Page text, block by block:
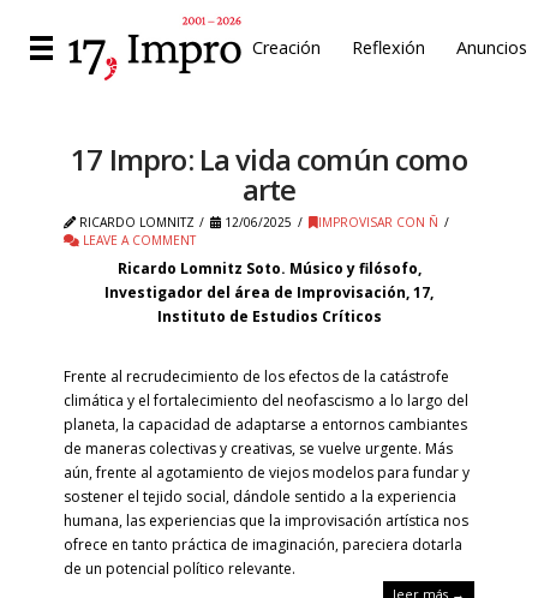
Creación Reflexión Anuncios
17 Impro: La vida común como
arte
RICARDO LOMNITZ 12/06/2025
IMPROVISAR CON Ñ
LEAVE A COMMENT
Ricardo Lomnitz Soto. Músico y filósofo,
Investigador del área de Improvisación, 17,
Instituto de Estudios Críticos
Frente al recrudecimiento de los efectos de la catástrofe
climática y el fortalecimiento del neofascismo a lo largo del
planeta, la capacidad de adaptarse a entornos cambiantes
de maneras colectivas y creativas, se vuelve urgente. Más
aún, frente al agotamiento de viejos modelos para fundar y
sostener el tejido social, dándole sentido a la experiencia
humana,las experienciasque la improvisación artística nos
ofrece en tanto práctica de imaginación, pareciera dotarla
de un potencial político relevante.
leer más →